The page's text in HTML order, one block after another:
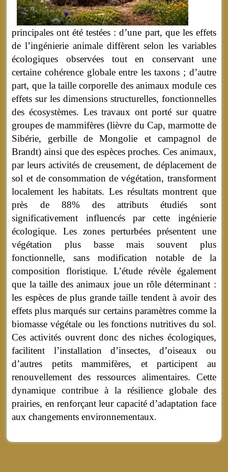
principales ont été testées : d’une part, que les effets
de l’ingénierie animale diffèrent selon les variables
écologiques observées tout en conservant une
certaine cohérence globale entre les taxons ; d’autre
part, que la taille corporelle des animaux module ces
effets sur les dimensions structurelles, fonctionnelles
des écosystèmes. Les travaux ont porté sur quatre
groupes de mammifères (lièvre du Cap, marmotte de
Sibérie, gerbille de Mongolie et campagnol de
Brandt) ainsi que des espèces proches. Ces animaux,
par leurs activités de creusement, de déplacement de
sol et de consommation de végétation, transforment
localement les habitats. Les résultats montrent que
près de 88% des attributs étudiés sont
significativement influencés par cette ingénierie
écologique. Les zones perturbées présentent une
végétation plus basse mais souvent plus
fonctionnelle, sans modification notable de la
composition floristique. L’étude révèle également
que la taille des animaux joue un rôle déterminant :
les espèces de plus grande taille tendent à avoir des
effets plus marqués sur certains paramètres comme la
biomasse végétale ou les fonctions nutritives du sol.
Ces activités ouvrent donc des niches écologiques,
facilitent l’installation d’insectes, d’oiseaux ou
d’autres petits mammifères, et participent au
renouvellement des ressources alimentaires. Cette
dynamique contribue à la résilience globale des
prairies, en renforçant leur capacité d’adaptation face
aux changements environnementaux.